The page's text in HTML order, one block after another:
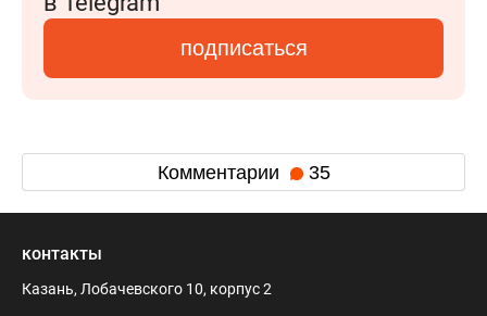
подписаться
Комментарии 35
контакты
Казань, Лобачевского 10, корпус 2